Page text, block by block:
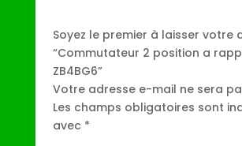
Soyez le premier à laisser votre
“Commutateur 2 position a
ZB4BG6”
Votre adresse e-mail ne sera
Les champs obligatoires sont
avec *